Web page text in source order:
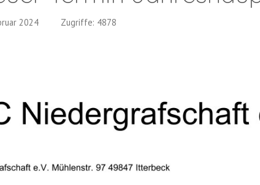
2024 Zugriffe: 4878